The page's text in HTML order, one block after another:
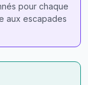
pour chaque
aux escapades